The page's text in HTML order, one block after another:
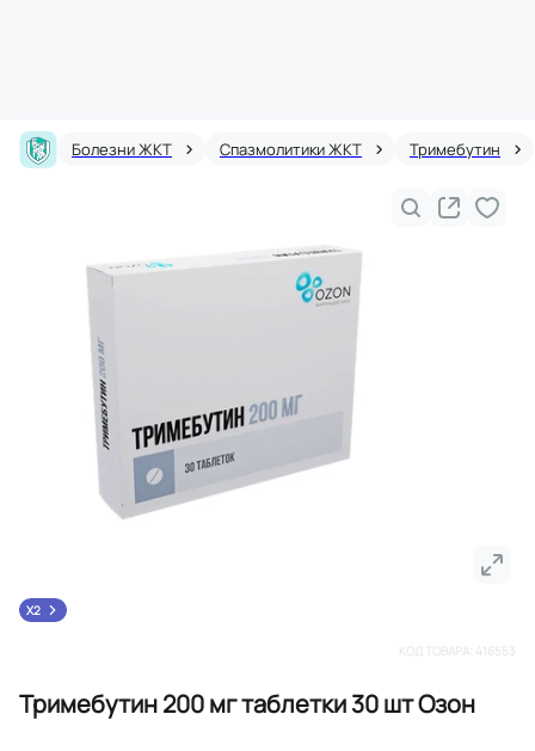
Болезни ЖКТ Спазмолитики ЖКТ Тримебутин
Тримебутин 200 мг таблетки 30 шт Озон
X2